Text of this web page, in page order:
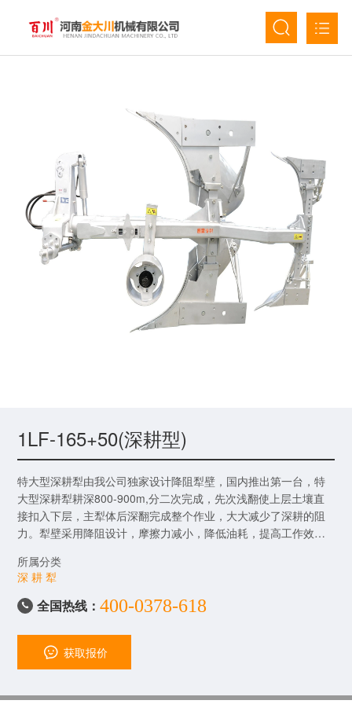
新闻资讯
人才招聘
联系我们
1LF-165+50(深耕型)
特大型深耕犁由我公司独家设计降阻犁壁，国内推出第一台，特
大型深耕犁耕深800-900m,分二次完成，先次浅翻使上层土壤直
接扣入下层，主犁体后深翻完成整个作业，大大减少了深耕的阻
力。犁壁采用降阻设计，摩擦力减小，降低油耗，提高工作效
所属分类
深 耕 犁
 全国热线：400-0378-618
获取报价